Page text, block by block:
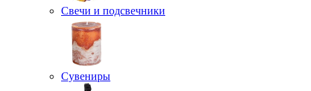
Свечи и подсвечники
Сувениры